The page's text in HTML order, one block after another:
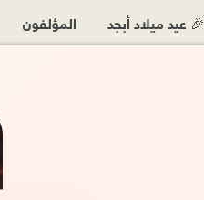
🎉 عيد ميلاد أبجد المؤلفون